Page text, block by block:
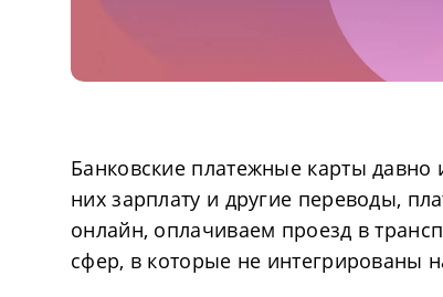
Банковские платежные карты
них зарплату и другие переводы,
онлайн, оплачиваем проезд в
сфер, в которые не интегрированы